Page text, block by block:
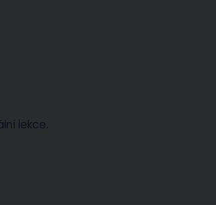
lekce.